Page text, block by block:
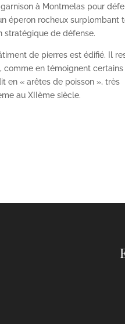
à Montmelas pour
éperon rocheux surplombant
stratégique de défense.
de pierres est édifié. Il
comme en témoignent
en « arêtes de poisson », très
au XIIème siècle.